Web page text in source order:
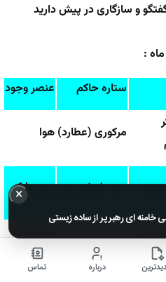
و سازگاری در پیش دارید
:
ستاره حاکم عنصر وجود
مرکوری (عطارد) هوا
عدد خوش یمن روز مبارک
چهارشنبه
×
ای رهبر پر از ساده زیستی
درباره تماس